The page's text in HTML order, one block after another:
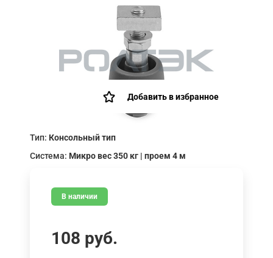
Добавить в избранное
Тип: Консольный тип
Система: Микро вес 350 кг | проем 4 м
В наличии
108 руб.